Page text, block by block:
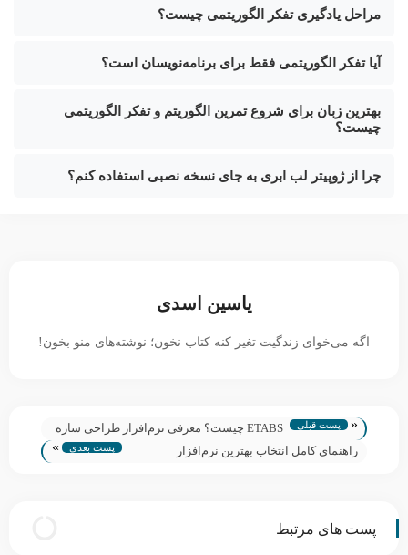
مراحل یادگیری تفکر الگوریتمی چیست؟
آیا تفکر الگوریتمی فقط برای برنامه‌نویسان است؟
بهترین زبان برای شروع تمرین الگوریتم و تفکر الگوریتمی
چیست؟
چرا از ژوپیتر لب ابری به جای نسخه نصبی استفاده کنم؟
یاسین اسدی
اگه می‌خوای زندگیت تغیر کنه کتاب نخون؛ نوشته‌های منو بخون!
« پست قبلی
ETABS چیست؟ معرفی نرم‌افزار طراحی سازه
ایتبس
راهنمای کامل انتخاب بهترین نرم‌افزار
پست بعدی »
پست های مرتبط